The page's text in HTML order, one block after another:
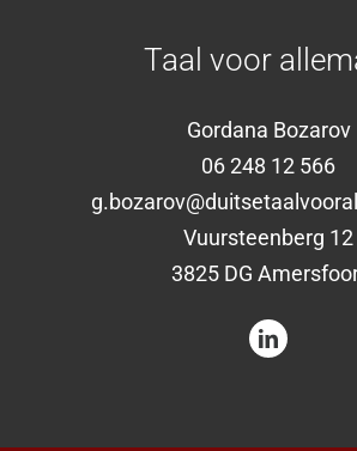
Taal voor
Gordana Bozarov
06 248 12 566
Vuursteenberg 12
3825 DG